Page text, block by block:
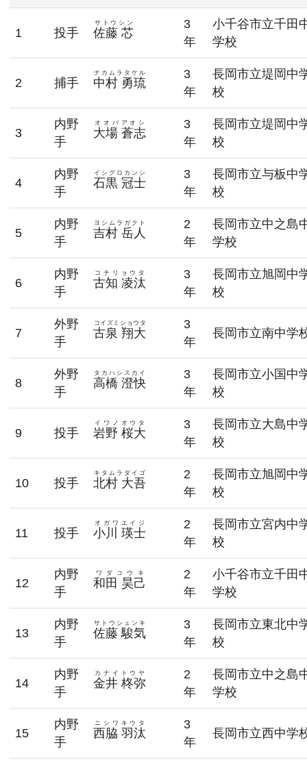
1 投手 佐藤 芯
サトウシン
3
年
小千谷市立千田
学校
2 捕手 中村 勇琉
ナカムラタケル
3
年
長岡市立堤岡中
校
3
内野
手
大場 蒼志
オオバアオシ
3
年
長岡市立堤岡中
校
4
内野
手
石黒 冠士
イシグロカンシ
3
年
長岡市立与板中
校
5
内野
手
吉村 岳人
ヨシムラガクト
2
年
長岡市立中之島
学校
6
内野
手
古知 凌汰
コチリョウタ
3
年
長岡市立旭岡中
校
7
外野
手
古泉 翔大
コイズミショウタ
3
年
長岡市立南中学
8
外野
手
高橋 澄快
タカハシスカイ
3
年
長岡市立小国中
校
9 投手 岩野 桜大
イワノオウタ
3
年
長岡市立大島中
校
10 投手 北村 大吾
キタムラダイゴ
2
年
長岡市立旭岡中
校
11 投手 小川 瑛士
オガワエイジ
2
年
長岡市立宮内中
校
12
内野
手
和田 昊己
ワダコウキ
2
年
小千谷市立千田
学校
13
内野
手
佐藤 駿気
サトウシュンキ
3
年
長岡市立東北中
校
14
内野
手
金井 柊弥
カナイトウヤ
2
年
長岡市立中之島
学校
15
内野
手
西脇 羽汰
ニシワキウタ
3
年
長岡市立西中学